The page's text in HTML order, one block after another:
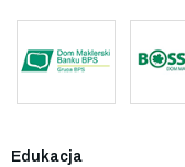
Edukacja